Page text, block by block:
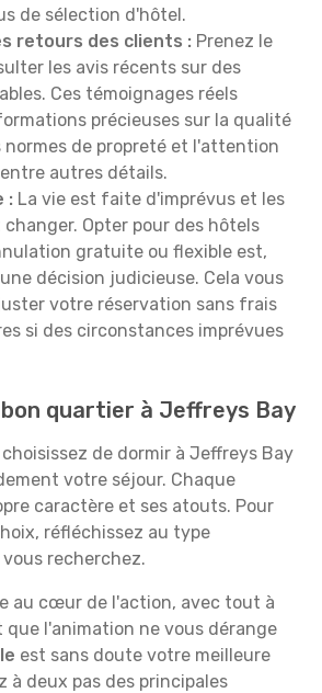
de sélection d'hôtel.
retours des clients : Prenez le
les avis récents sur des
Ces témoignages réels
précieuses sur la qualité
normes de propreté et l'attention
autres détails.
: La vie est faite d'imprévus et les
Opter pour des hôtels
gratuite ou flexible est,
décision judicieuse. Cela vous
votre réservation sans frais
si des circonstances imprévues
quartier à Jeffreys Bay
de dormir à Jeffreys Bay
votre séjour. Chaque
caractère et ses atouts. Pour
réfléchissez au type
recherchez.
au cœur de l'action, avec tout à
que l'animation ne vous dérange
est sans doute votre meilleure
à deux pas des principales